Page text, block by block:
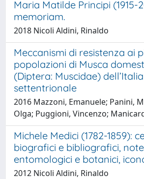
Maria Matilde Principi (1915-
memoriam.
2018 Nicoli Aldini, Rinaldo
Meccanismi di resistenza ai
popolazioni di Musca
(Diptera: Muscidae) dell’Italia
settentrionale
2016 Mazzoni, Emanuele; Panini,
Olga; Puggioni, Vincenzo;
Michele Medici (1782-1859):
biografici e bibliografici,
entomologici e botanici,
2012 Nicoli Aldini, Rinaldo